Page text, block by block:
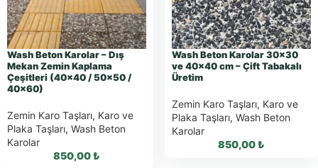
Wash Beton Karolar – Dış
Mekan Zemin Kaplama
Çeşitleri (40×40 / 50×50 /
40×60)
Zemin Karo Taşları, Karo ve
Plaka Taşları, Wash Beton
Karolar
850,00₺
Wash Beton Karolar 30×30
ve 40×40 cm – Çift Tabakalı
Üretim
Zemin Karo Taşları, Karo ve
Plaka Taşları, Wash Beton
Karolar
850,00₺